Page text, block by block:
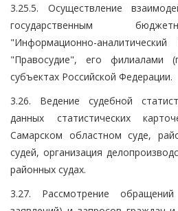
3.25.5. Осуществление
государственным
"Информационно-
"Правосудие", его филиалами
субъектах Российской Федерации.
3.26. Ведение судебной
данных статистических
Самарском областном суде,
судей, организация
районных судах.
3.27. Рассмотрение